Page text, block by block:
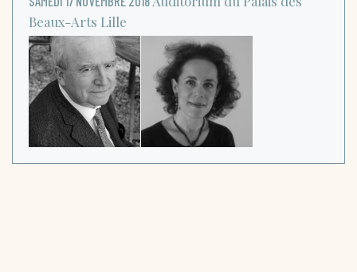
Beaux-Arts Lille